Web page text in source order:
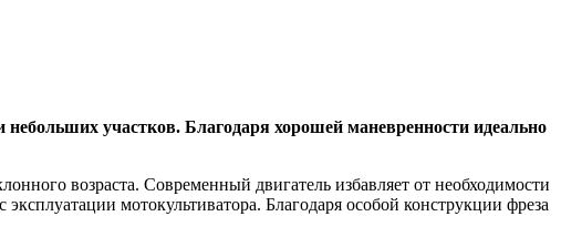
участков. Благодаря хорошей маневренности идеально
возраста. Современный двигатель избавляет от необходимости
мотокультиватора. Благодаря особой конструкции фреза